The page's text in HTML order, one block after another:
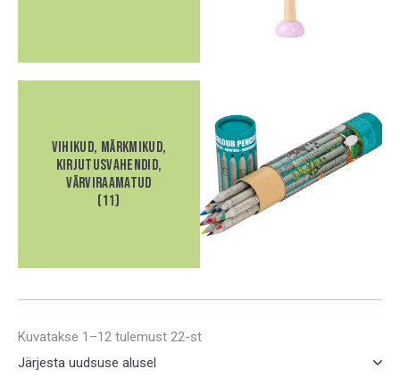
vihikud, märkmikud,
kirjutusvahendid,
värviraamatud
(11)
Kuvatakse 1–12 tulemust 22-st